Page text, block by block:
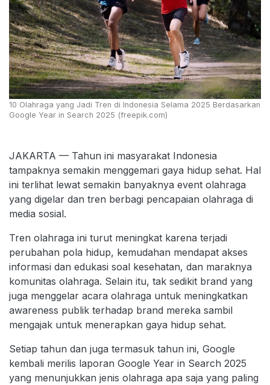
10 Olahraga yang Jadi Tren di Indonesia Selama 2025 Berdasarkan
Google Year in Search 2025 (freepik.com)
JAKARTA — Tahun ini masyarakat Indonesia
tampaknya semakin menggemari gaya hidup sehat. Hal
ini terlihat lewat semakin banyaknya event olahraga
yang digelar dan tren berbagi pencapaian olahraga di
media sosial.
Tren olahraga ini turut meningkat karena terjadi
perubahan pola hidup, kemudahan mendapat akses
informasi dan edukasi soal kesehatan, dan maraknya
komunitas olahraga. Selain itu, tak sedikit brand yang
juga menggelar acara olahraga untuk meningkatkan
awareness publik terhadap brand mereka sambil
mengajak untuk menerapkan gaya hidup sehat.
Setiap tahun dan juga termasuk tahun ini, Google
kembali merilis laporan Google Year in Search 2025
yang menunjukkan jenis olahraga apa saja yang paling